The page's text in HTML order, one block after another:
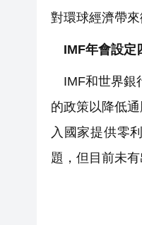
對環球經濟帶
IMF年會設定
IMF和世界銀
的政策以降低
入國家提供零
題，但目前未